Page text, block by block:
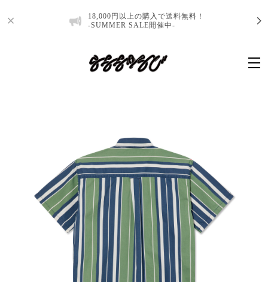
18,000円以上の購入で送料無料！
-SUMMER SALE開催中-